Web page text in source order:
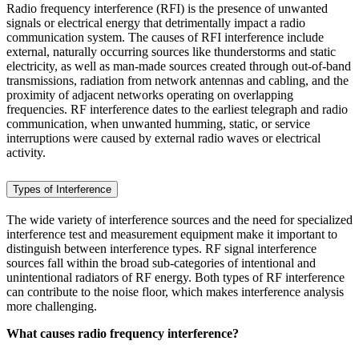
Radio frequency interference (RFI) is the presence of unwanted
signals or electrical energy that detrimentally impact a radio
communication system. The causes of RFI interference include
external, naturally occurring sources like thunderstorms and static
electricity, as well as man-made sources created through out-of-band
transmissions, radiation from network antennas and cabling, and the
proximity of adjacent networks operating on overlapping
frequencies. RF interference dates to the earliest telegraph and radio
communication, when unwanted humming, static, or service
interruptions were caused by external radio waves or electrical
activity.
Types of Interference
The wide variety of interference sources and the need for specialized
interference test and measurement equipment make it important to
distinguish between interference types. RF signal interference
sources fall within the broad sub-categories of intentional and
unintentional radiators of RF energy. Both types of RF interference
can contribute to the noise floor, which makes interference analysis
more challenging.
What causes radio frequency interference?